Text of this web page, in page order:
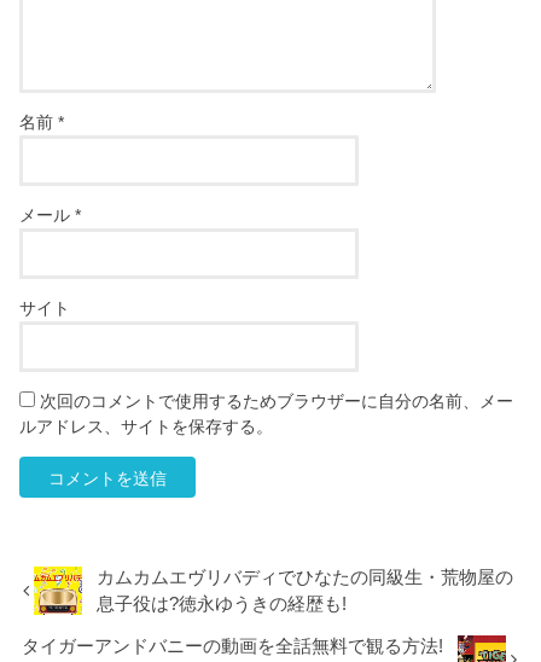
名前*
メール*
サイト
次回のコメントで使用するためブラウザーに自分の名前、メー
ルアドレス、サイトを保存する。
カムカムエヴリバディでひなたの同級生・荒物屋の
息子役は?徳永ゆうきの経歴も!
タイガーアンドバニーの動画を全話無料で観る方法!